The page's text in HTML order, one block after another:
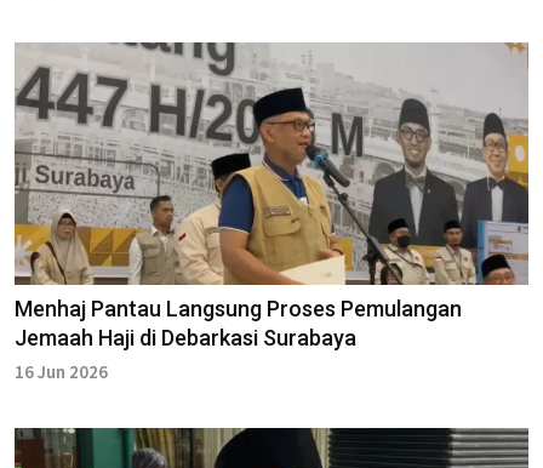
Menhaj Pantau Langsung Proses Pemulangan
Jemaah Haji di Debarkasi Surabaya
16 Jun 2026